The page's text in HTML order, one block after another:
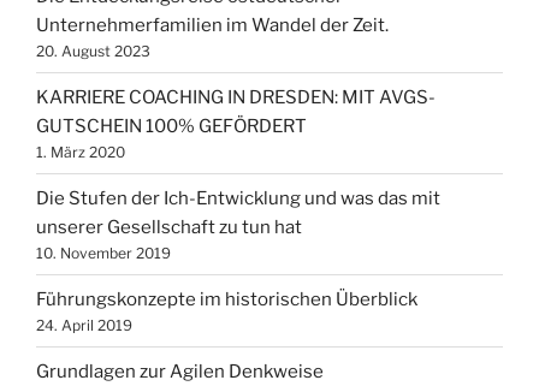
Unternehmerfamilien im Wandel der Zeit.
20. August 2023
KARRIERE COACHING IN DRESDEN: MIT AVGS-
GUTSCHEIN 100% GEFÖRDERT
1. März 2020
Die Stufen der Ich-Entwicklung und was das mit
unserer Gesellschaft zu tun hat
10. November 2019
Führungskonzepte im historischen Überblick
24. April 2019
Grundlagen zur Agilen Denkweise